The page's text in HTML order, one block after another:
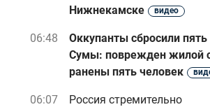
Нижнекамске
видео
06:48
Оккупанты сбросили
Сумы: поврежден жилой
ранены пять человек
06:07
Россия стремительно